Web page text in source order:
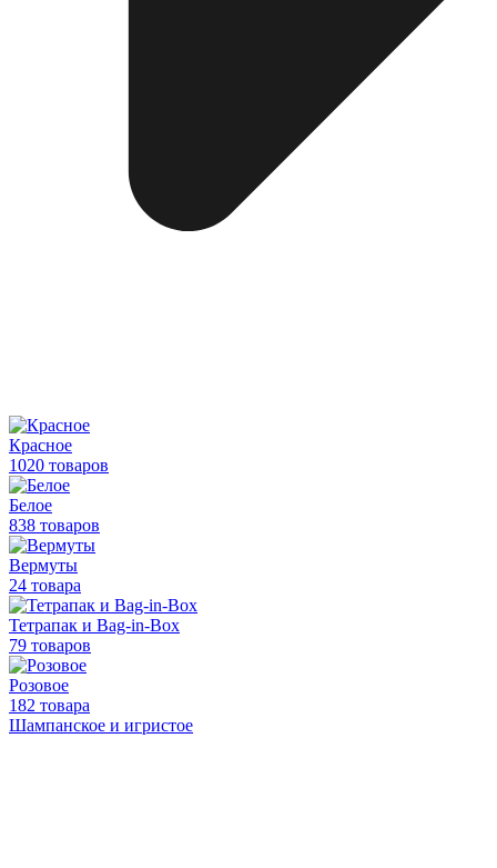
Красное
1020 товаров
Белое
838 товаров
Вермуты
24 товара
Тетрапак и Bag-in-Box
79 товаров
Розовое
182 товара
Шампанское и игристое